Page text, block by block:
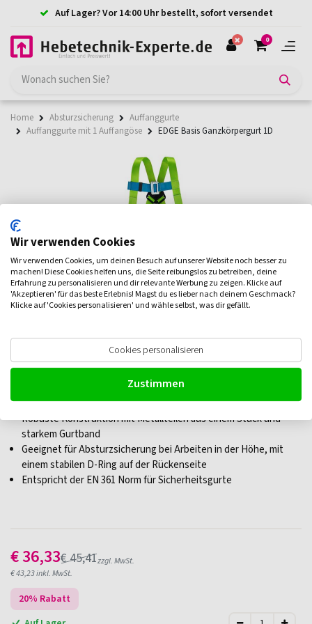
Auf Lager? Vor 14:00 Uhr bestellt, sofort versendet
0
Home Absturzsicherung
Auffanggurte
Auffanggurte mit 1 Auffangöse
EDGE Basis Ganzkörpergurt 1D
EDGE Basis Ganzkörpergurt 1D
Schnell und intuitiv anzulegen dank einfacher Konstruktion
Verstellbare Gurte für eine bequeme und sichere Passform
Robuste Konstruktion mit Metallteilen aus einem Stück und
starkem Gurtband
Geeignet für Absturzsicherung bei Arbeiten in der Höhe, mit
einem stabilen D-Ring auf der Rückenseite
Entspricht der EN 361 Norm für Sicherheitsgurte
€36,33€45,41zzgl. MwSt.
€43,23inkl. MwSt.
20% Rabatt
Wir verwenden Cookies
Wir verwenden Cookies, um deinen Besuch auf unserer Website noch besser zu
machen! Diese Cookies helfen uns, die Seite reibungslos zu betreiben, deine
Erfahrung zu personalisieren und dir relevante Werbung zu zeigen. Klicke auf
'Akzeptieren' für das beste Erlebnis! Magst du es lieber nach deinem Geschmack?
Klicke auf 'Cookies personalisieren' und wähle selbst, was dir gefällt.
Cookies personalisieren
Zustimmen